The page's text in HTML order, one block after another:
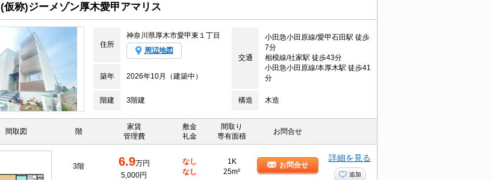
(仮称)ジーメゾン厚木愛甲アマリス
住所
神奈川県厚木市愛甲東１丁目
周辺地図
交通
小田急小田原線/愛甲石田駅 徒歩
7分
相模線/社家駅 徒歩43分
小田急小田原線/本厚木駅 徒歩41
分
築年 2026年10月（建築中）
階建 3階建 構造 木造
間取図 階
家賃
管理費
敷金
礼金
間取り
専有面積
お問合せ
3階 6.9万円
5,000円
なし
なし
1K
25m²
お問合せ
詳細を見る
追加